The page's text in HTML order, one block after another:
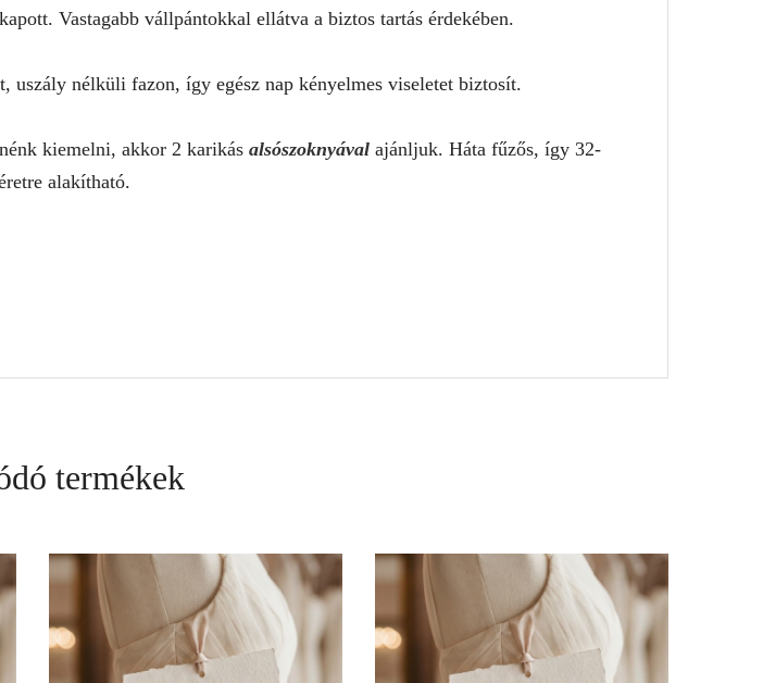
Vastagabb vállpántokkal ellátva a biztos tartás érdekében.
uszály nélküli fazon, így egész nap kényelmes viseletet biztosít.
kiemelni, akkor 2 karikás alsószoknyával ajánljuk. Háta fűzős, így 32-
alakítható.
termékek